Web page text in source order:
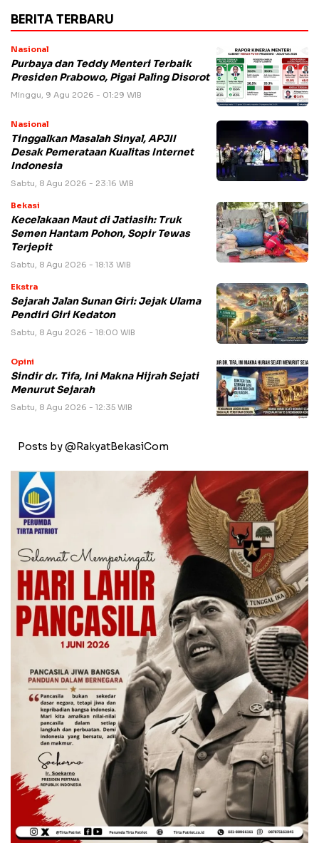
BERITA TERBARU
Nasional
Purbaya dan Teddy Menteri Terbaik
Presiden Prabowo, Pigai Paling Disorot
Minggu, 9 Agu 2026 - 01:29 WIB
Nasional
Tinggalkan Masalah Sinyal, APJII
Desak Pemerataan Kualitas Internet
Indonesia
Sabtu, 8 Agu 2026 - 23:16 WIB
Bekasi
Kecelakaan Maut di Jatiasih: Truk
Semen Hantam Pohon, Sopir Tewas
Terjepit
Sabtu, 8 Agu 2026 - 18:13 WIB
Ekstra
Sejarah Jalan Sunan Giri: Jejak Ulama
Pendiri Giri Kedaton
Sabtu, 8 Agu 2026 - 18:00 WIB
Opini
Sindir dr. Tifa, Ini Makna Hijrah Sejati
Menurut Sejarah
Sabtu, 8 Agu 2026 - 12:35 WIB
Posts by @RakyatBekasiCom